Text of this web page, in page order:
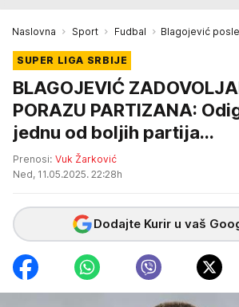
Naslovna Sport Fudbal Blagojević
SUPER LIGA SRBIJE
BLAGOJEVIĆ
PORAZU PARTIZANA:
jednu od boljih partija...
Prenosi: Vuk Žarković
Ned, 11.05.2025. 22:28h
Dodajte Kurir u vaš